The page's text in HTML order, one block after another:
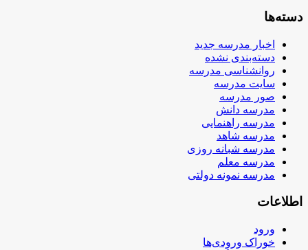
دسته‌ها
اخبار مدرسه جدید
دسته‌بندی نشده
روانشناسی مدرسه
سایت مدرسه
صور مدرسه
مدرسه دانش
مدرسه راهنمایی
مدرسه شاهد
مدرسه شبانه روزی
مدرسه معلم
مدرسه نمونه دولتی
اطلاعات
ورود
خوراک ورودی‌ها